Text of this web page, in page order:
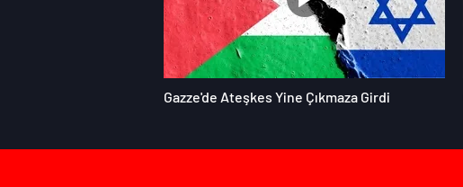
Gazze'de Ateşkes Yine Çıkmaza Girdi